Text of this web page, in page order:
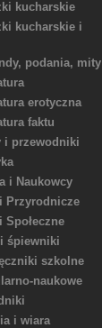
kucharskie
kucharskie i
podania, mity
erotyczna
faktu
i przewodniki
i Naukowcy
Przyrodnicze
Społeczne
śpiewniki
szkolne
naukowe
i wiara